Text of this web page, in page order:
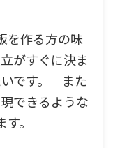
を作る方の味
がすぐに決ま
です。｜また
できるような
。